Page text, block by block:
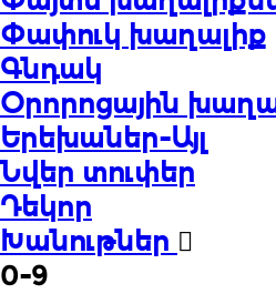
Փափուկ խաղալիք
Գնդակ
Օրորոցային
Երեխաներ-Այլ
Նվեր տուփեր
Դեկոր
Խանութներ
0-9